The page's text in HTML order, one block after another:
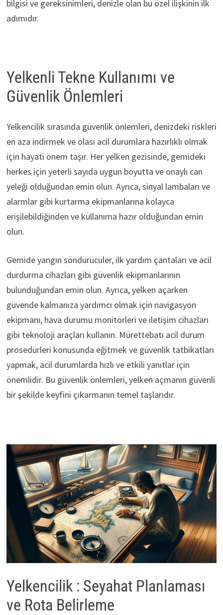
bilgisi ve gereksinimleri, denizle olan bu özel ilişkinin ilk
adımıdır.
Yelkenli Tekne Kullanımı ve
Güvenlik Önlemleri
Yelkencilik sırasında güvenlik önlemleri, denizdeki riskleri
en aza indirmek ve olası acil durumlara hazırlıklı olmak
için hayati önem taşır. Her yelken gezisinde, gemideki
herkes için yeterli sayıda uygun boyutta ve onaylı can
yeleği olduğundan emin olun. Ayrıca, sinyal lambaları ve
alarmlar gibi kurtarma ekipmanlarına kolayca
erişilebildiğinden ve kullanıma hazır olduğundan emin
olun.
Gemide yangın söndürücüler, ilk yardım çantaları ve acil
durdurma cihazları gibi güvenlik ekipmanlarının
bulunduğundan emin olun. Ayrıca, yelken açarken
güvende kalmanıza yardımcı olmak için navigasyon
ekipmanı, hava durumu monitörleri ve iletişim cihazları
gibi teknoloji araçları kullanın. Mürettebatı acil durum
prosedürleri konusunda eğitmek ve güvenlik tatbikatları
yapmak, acil durumlarda hızlı ve etkili yanıtlar için
önemlidir. Bu güvenlik önlemleri, yelken açmanın güvenli
bir şekilde keyfini çıkarmanın temel taşlarıdır.
Yelkencilik : Seyahat Planlaması
ve Rota Belirleme